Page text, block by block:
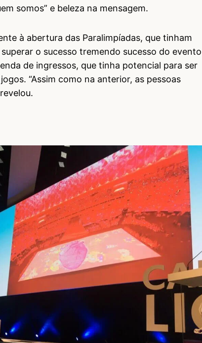
somos” e beleza na mensagem.
à abertura das Paralimpíadas, que tinham
o sucesso tremendo sucesso do evento
de ingressos, que tinha potencial para ser
“Assim como na anterior, as pessoas